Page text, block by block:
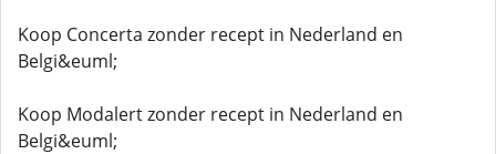
Koop Concerta zonder recept in Nederland en
Belgi&euml;
Koop Modalert zonder recept in Nederland en
Belgi&euml;